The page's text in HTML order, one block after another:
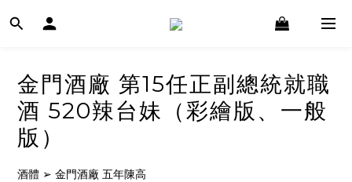
金門酒廠 第15任正副總統就職
酒 520辣台妹（彩繪版、一般
版）
酒體 ➢ 金門酒廠 五年陳高